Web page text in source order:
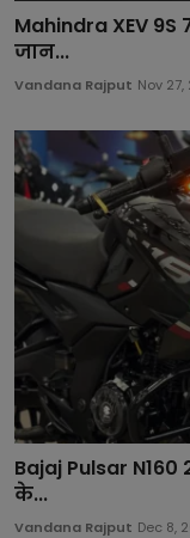
Mahindra XEV
जान...
Vandana Rajput Nov 27,
Bajaj Pulsar
के...
Vandana Rajput Dec 8,